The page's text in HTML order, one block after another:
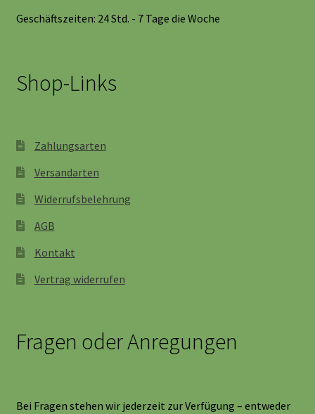
Geschäftszeiten: 24 Std. - 7 Tage die Woche
Shop-Links
Zahlungsarten
Versandarten
Widerrufsbelehrung
AGB
Kontakt
Vertrag widerrufen
Fragen oder Anregungen
Bei Fragen stehen wir jederzeit zur Verfügung – entweder